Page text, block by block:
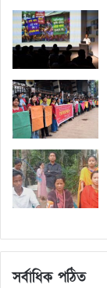
সর্বাধিক পঠিত